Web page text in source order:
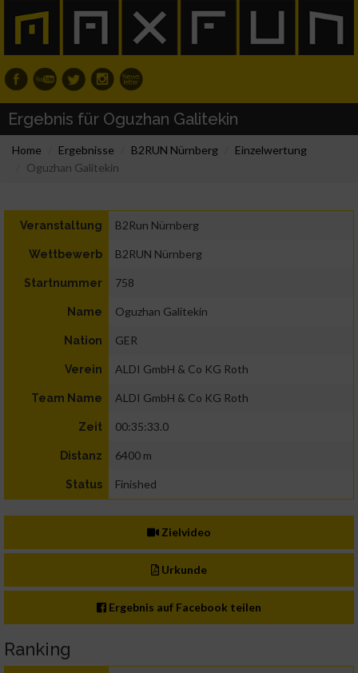
Ergebnis für Oguzhan Galitekin
Home Ergebnisse B2RUN Nürnberg
Einzelwertung
Oguzhan Galitekin
Veranstaltung B2Run Nürnberg
Wettbewerb B2RUN Nürnberg
Startnummer 758
Name Oguzhan Galitekin
Nation GER
Verein ALDI GmbH & Co KG Roth
Team Name ALDI GmbH & Co KG Roth
Zeit 00:35:33.0
Distanz 6400 m
Status Finished
Zielvideo
Urkunde
Ergebnis auf Facebook teilen
Ranking